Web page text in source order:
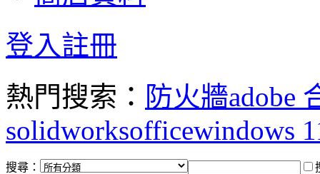
登入註冊
熱門搜索： 防火牆adobe
solidworksofficewindows
搜尋：